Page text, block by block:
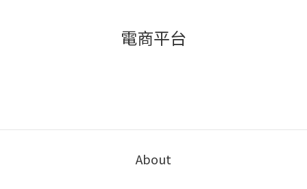
電商平台
About